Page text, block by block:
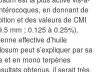
en donnant de
et des valeurs de CMI
mm ; 0.125 à 0.25%).
effective d’huile
peut s’expliquer par sa
et en mono terpènes
obtenus, il serait très